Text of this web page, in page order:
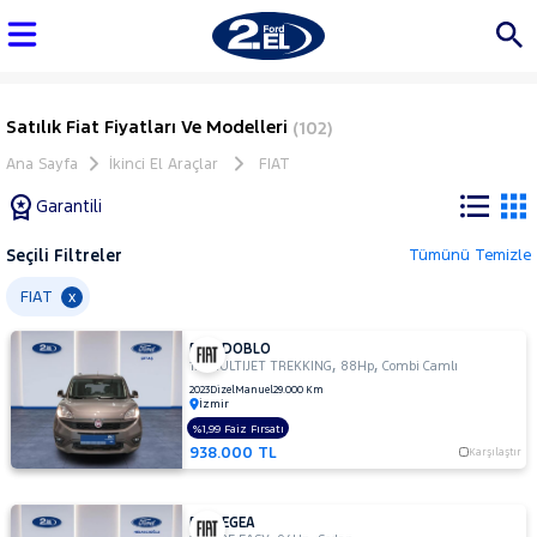
Satılık Fiat Fiyatları Ve Modelleri (102)
Ana Sayfa İkinci El Araçlar FIAT
Garantili
Tüm
Araçlar
AUDI
BMC
BMW
BYD
Seçili Filtreler Tümünü Temizle
FIAT x
FIAT DOBLO
1.6 MULTIJET TREKKING, 88Hp,Combi Camlı
2023DizelManuel29.000 Km
İzmir
938.000 TL Karşılaştır
%1,99 Faiz Fırsatı
FIAT EGEA